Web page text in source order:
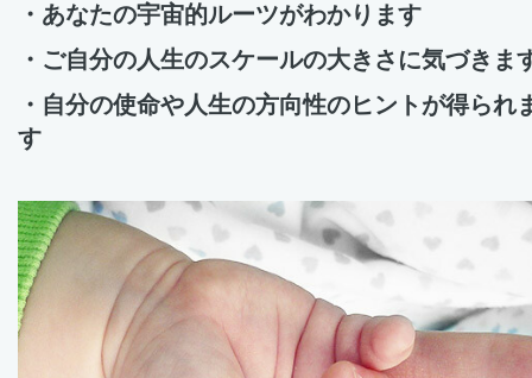
・あなたの宇宙的ルーツがわかります
・ご自分の人生のスケールの大きさに気づきま
・自分の使命や人生の方向性のヒントが得られ
す